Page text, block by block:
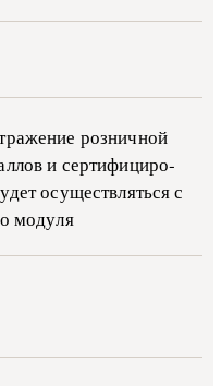
роз­ни­ч­ной
и сер­ти­фи­ци­ро­
осу­ще­ств­лять­ся с
мо­ду­ля